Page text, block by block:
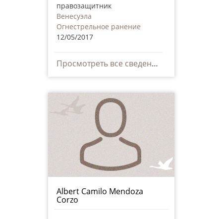
правозащитник
Венесуэла
Огнестрельное ранение
12/05/2017
Просмотреть все сведения
Albert Camilo Mendoza
Corzo